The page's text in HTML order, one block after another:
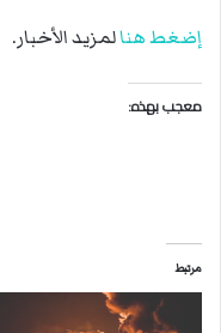
إضغط هنالمزيد الأخبار.
معجب بهذه:
مرتبط